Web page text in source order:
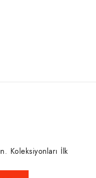
Koleksiyonları İlk